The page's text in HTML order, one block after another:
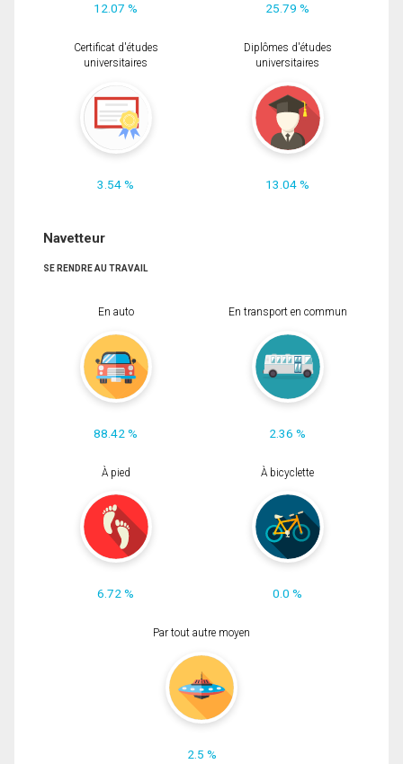
12.07 % 25.79 %
Certificat d'études
universitaires
3.54 %
Diplômes d'études
universitaires
13.04 %
Navetteur
SE RENDRE AU TRAVAIL
En auto
88.42 %
En transport en commun
2.36 %
À pied
6.72 %
À bicyclette
0.0 %
Par tout autre moyen
2.5 %